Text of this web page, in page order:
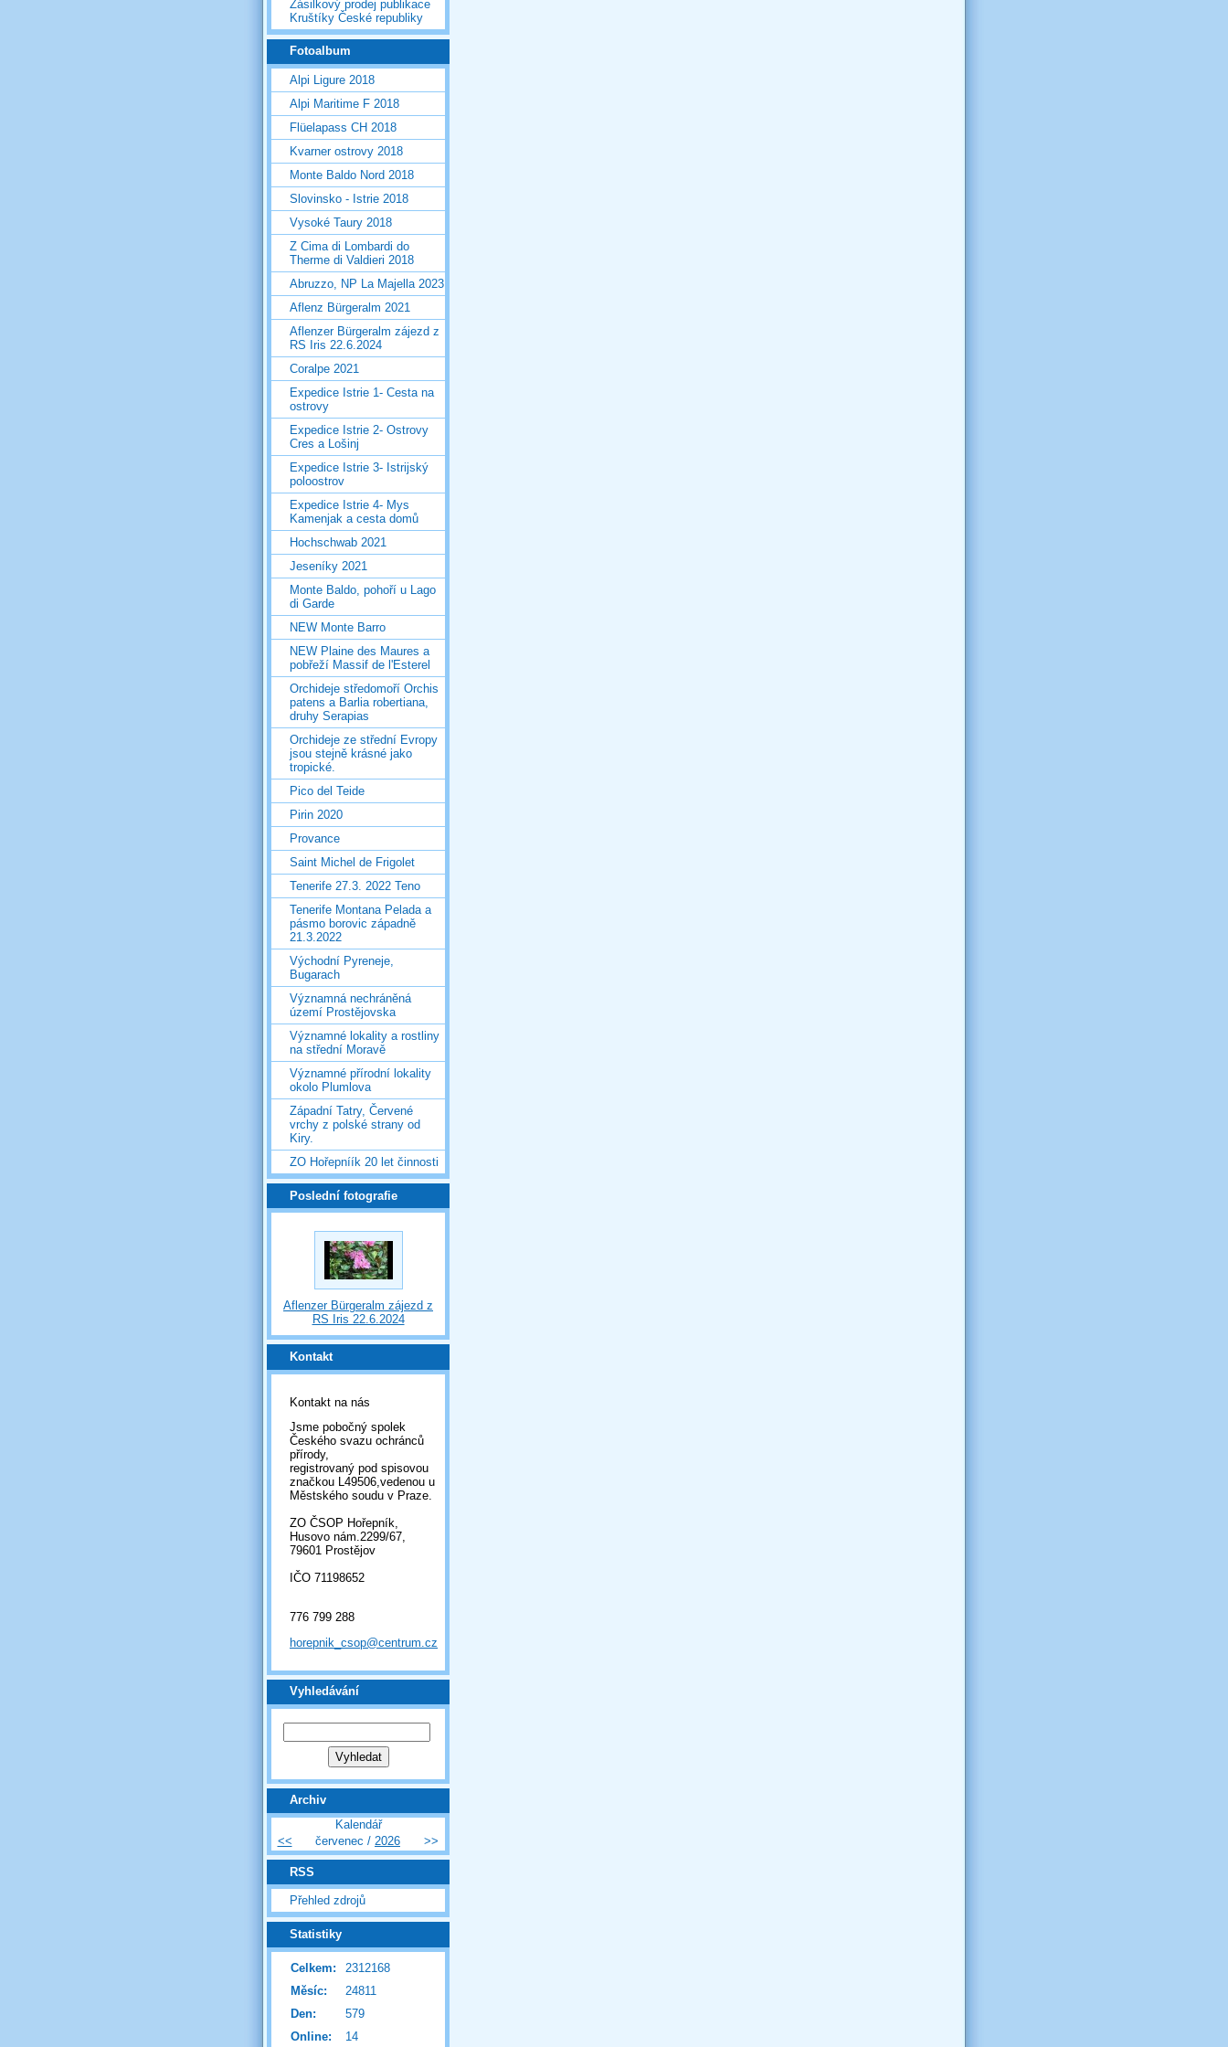
Zásilkový prodej publikace
Kruštíky České republiky
Fotoalbum
Alpi Ligure 2018
Alpi Maritime F 2018
Flüelapass CH 2018
Kvarner ostrovy 2018
Monte Baldo Nord 2018
Slovinsko - Istrie 2018
Vysoké Taury 2018
Z Cima di Lombardi do
Therme di Valdieri 2018
Abruzzo, NP La Majella 2023
Aflenz Bürgeralm 2021
Aflenzer Bürgeralm zájezd z
RS Iris 22.6.2024
Coralpe 2021
Expedice Istrie 1- Cesta na
ostrovy
Expedice Istrie 2- Ostrovy
Cres a Lošinj
Expedice Istrie 3- Istrijský
poloostrov
Expedice Istrie 4- Mys
Kamenjak a cesta domů
Hochschwab 2021
Jeseníky 2021
Monte Baldo, pohoří u Lago
di Garde
NEW Monte Barro
NEW Plaine des Maures a
pobřeží Massif de l'Esterel
Orchideje středomoří Orchis
patens a Barlia robertiana,
druhy Serapias
Orchideje ze střední Evropy
jsou stejně krásné jako
tropické.
Pico del Teide
Pirin 2020
Provance
Saint Michel de Frigolet
Tenerife 27.3. 2022 Teno
Tenerife Montana Pelada a
pásmo borovic západně
21.3.2022
Východní Pyreneje,
Bugarach
Významná nechráněná
území Prostějovska
Významné lokality a rostliny
na střední Moravě
Významné přírodní lokality
okolo Plumlova
Západní Tatry, Červené
vrchy z polské strany od
Kiry.
ZO Hořepníík 20 let činnosti
Poslední fotografie
Aflenzer Bürgeralm zájezd z
RS Iris 22.6.2024
Kontakt
Kontakt na nás
Jsme pobočný spolek
Českého svazu ochránců
přírody,
registrovaný pod spisovou
značkou L49506,vedenou u
Městského soudu v Praze.
ZO ČSOP Hořepník,
Husovo nám.2299/67,
79601 Prostějov
IČO 71198652
776 799 288
horepnik_csop@centrum.cz
Vyhledávání
Archiv
Kalendář
<<
červenec / 2026 >>
RSS
Přehled zdrojů
Statistiky
Online: 14
Celkem:
2312168
Měsíc:
24811
Den:
579